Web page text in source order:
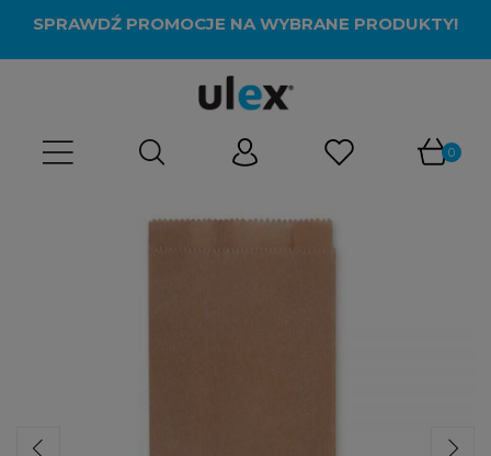
SPRAWDŹ PROMOCJE NA WYBRANE PRODUKTY!